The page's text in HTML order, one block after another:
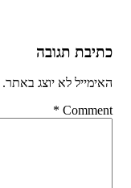
כתיבת תגובה
האימייל לא יוצג באתר.
Comment
*